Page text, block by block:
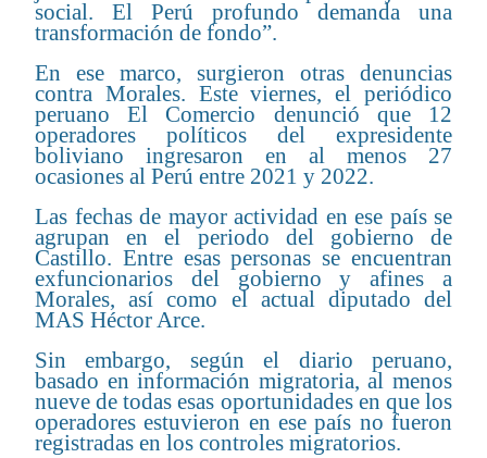
social. El Perú profundo demanda una
transformación de fondo”.
En ese marco, surgieron otras denuncias
contra Morales. Este viernes, el periódico
peruano El Comercio denunció que 12
operadores políticos del expresidente
boliviano ingresaron en al menos 27
ocasiones al Perú entre 2021 y 2022.
Las fechas de mayor actividad en ese país se
agrupan en el periodo del gobierno de
Castillo. Entre esas personas se encuentran
exfuncionarios del gobierno y afines a
Morales, así como el actual diputado del
MAS Héctor Arce.
Sin embargo, según el diario peruano,
basado en información migratoria, al menos
nueve de todas esas oportunidades en que los
operadores estuvieron en ese país no fueron
registradas en los controles migratorios.